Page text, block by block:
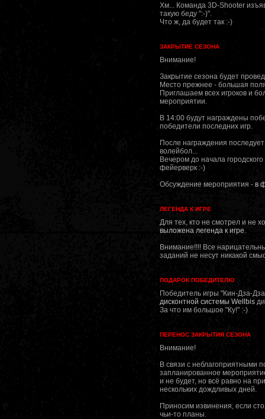
Хм... Команда 3D-Shooter
такую беду ":-)".
Что ж, да будет так :-)
ЗАКРЫТИЕ СЕЗОНА
Внимание!
Закрытие сезона будет
Место прежнее - большая
Приглашаем всех игроков и
мероприятии.
В 14:00 будут награждены
победители последних игр.
После награждения
волейбол...
Вечером до начала
фейерверк :-)
Обсуждение мероприятия - в
ЛЕГЕНДА К ИГРЕ
Для тех, кто не смотрел и не
выложена легенда к игре.
Внимание!!!! Все
заданий не несут никакой
ПОДАРОК ПОБЕДИТЕЛЮ
Победитель игры "Кин-Дза-
дисконтной системы Wellbis
За что им большое "Ку!" :-)
ПЕРЕНОС ЗАКРЫТИЯ СЕЗОНА
Внимание!
В связи с неблагоприятными
запланированное
и не будет, но всё равно на
нескольких дождливых дней.
Приносим извинения, если
чьи-то планы.